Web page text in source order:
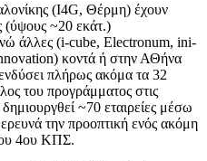
(Ι4G, Θέρμη) έχουν
(ύψους ~20 εκάτ.)
άλλες (i-cube, Electronum, ini-
κοντά ή στην ΑΘήνα
πλήρως ακόμα τα 32
του προγράμματος στις
~70 εταιρείες μέσω
την προοπτική ενός ακόμη
4ου ΚΠΣ.